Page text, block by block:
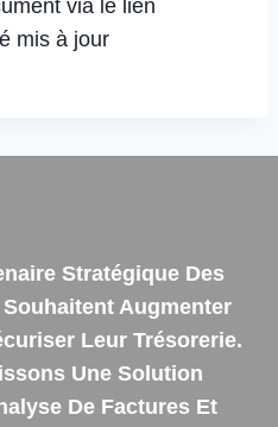
via le lien
mis à jour
Stratégique Des
Augmenter
Leur Trésorerie.
Une Solution
De Factures Et